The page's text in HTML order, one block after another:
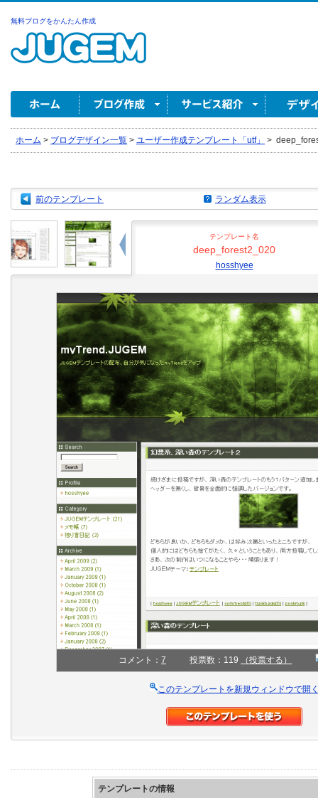
無料ブログをかんたん作成
ホーム > ブログデザイン一覧 > ユーザー作成テンプレート「utf」 >
前のテンプレート ランダム表示
テンプレート名
deep_forest2_020
hosshyee
コメント： 7 投票数：119 （投票する）
このテンプレートを新規ウィンドウで開
テンプレートの情報